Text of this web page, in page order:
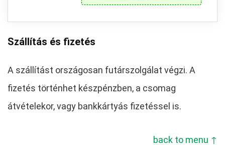
Szállítás és fizetés
A szállítást országosan futárszolgálat végzi. A
fizetés történhet készpénzben, a csomag
átvételekor, vagy bankkártyás fizetéssel is.
back to menu ↑